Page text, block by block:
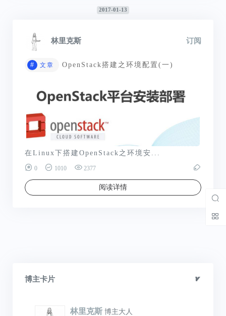
2017-01-13
林里克斯 订阅
# 文章 OpenStack搭建之环境配置(一)
在Linux下搭建OpenStack之环境安...
0 1010 2377
阅读详情
博主卡片
林里克斯 博主大人